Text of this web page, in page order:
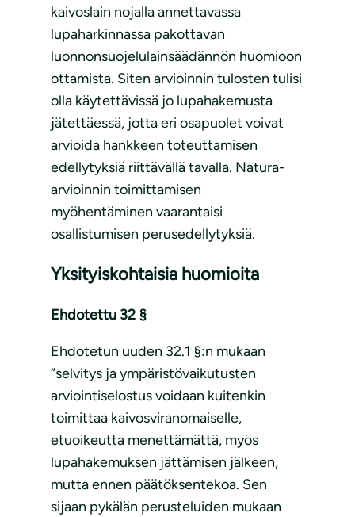
kaivoslain nojalla annettavassa
lupaharkinnassa pakottavan
luonnonsuojelulainsäädännön huomioon
ottamista. Siten arvioinnin tulosten tulisi
olla käytettävissä jo lupahakemusta
jätettäessä, jotta eri osapuolet voivat
arvioida hankkeen toteuttamisen
edellytyksiä riittävällä tavalla. Natura-
arvioinnin toimittamisen
myöhentäminen vaarantaisi
osallistumisen perusedellytyksiä.
Yksityiskohtaisia huomioita
Ehdotettu 32 §
Ehdotetun uuden 32.1 §:n mukaan
”selvitys ja ympäristövaikutusten
arviointiselostus voidaan kuitenkin
toimittaa kaivosviranomaiselle,
etuoikeutta menettämättä, myös
lupahakemuksen jättämisen jälkeen,
mutta ennen päätöksentekoa. Sen
sijaan pykälän perusteluiden mukaan